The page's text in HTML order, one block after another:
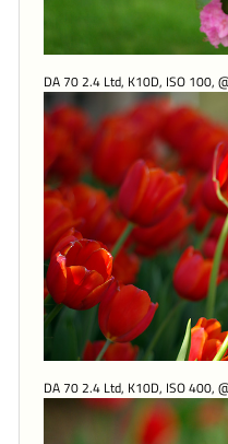
DA 70 2.4 Ltd, K10D, ISO 100,
DA 70 2.4 Ltd, K10D, ISO 400,